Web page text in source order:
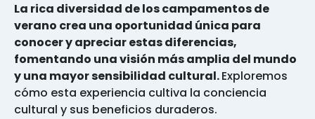
La rica diversidad de los campamentos de
verano crea una oportunidad única para
conocer y apreciar estas diferencias,
fomentando una visión más amplia del mundo
y una mayor sensibilidad cultural.Exploremos
cómo esta experiencia cultiva la conciencia
cultural y sus beneficios duraderos.